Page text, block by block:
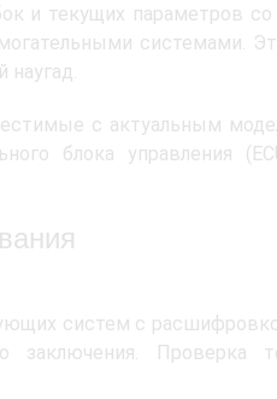
и текущих параметров со
системами.
с актуальным
блока управления
систем с
Проверка